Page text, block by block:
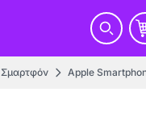
Σμαρτφόν Apple